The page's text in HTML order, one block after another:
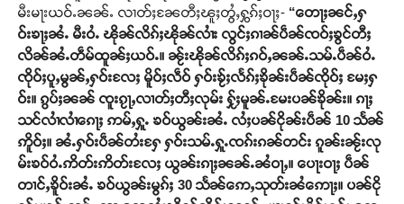
မီးမႃးယဝ်ႉၼၼ်ႉ လၢတ်ႈၼႄတီႈၽူႈတွႆႇႁွၵ်ႈဝႃႈ- “တေႃႈၼင်ႇႁ
ဝ်းၶႃႈၼႆႉ မီးဝႆႉ ၽိုၼ်လိၵ်ႈၽိုၼ်လၢႆး လွင်ႈၵၢၼ်ပဵၼ်ၸဝ်ႈၶွင်တီႈ
လိၼ်ၼႆႉတဵမ်ထူၼ်ႈယဝ်ႉ။ ၼႂ်းၽိုၼ်လိၵ်ႈၵဝ်ႇၼၼ်ႉသမ်ႉပဵၼ်ဝႆႉ
ၸိုဝ်ႈပူႇမွၼ်ႇႁဝ်းလႄႈ မိူဝ်ႈလဵဝ် ႁဝ်းၶႂ်ႈလႅၵ်ႈၶိုၼ်းပဵၼ်ၸိုဝ်ႈ မႄႈႁ
ဝ်း။ ၵွပ်ႈၼၼ် ၸူးၵႂႃႇလၢတ်ႈတီႈလုမ်း ႁႂ်ႈမူၼ်ႉမႄးပၼ်ၶိုၼ်း။ ၵႃႈ
သင်လၢႆလၢႆၵေႃႈ ဢမ်ႇႁူႉ ၶဝ်ယွၼ်းၼႆႉ လႆႈပၼ်ငိုၼ်းပဵၼ် 10 သႅၼ်
ဢိူဝ်ႈ။ ၼႆႉႁဝ်းပဵၼ်တႆးႁႄ ႁဝ်းသမ်ႉႁူႉၸၵ်းၵၼ်တင်း ၵူၼ်းၼႂ်းလု
မ်းၶဝ်ဝႆႉဢိတ်းဢိတ်းလႄႈ ယွၼ်းၵႃႈၼၼ်ႉၼႆဝႃႇ။ ပေႃးဝႃႈ ပဵၼ်
တၢင်ႇၶိူဝ်းၼႆႉ ၶဝ်ယွၼ်းမွၵ်ႈ 30 သႅၼ်ဢေႇသုတ်းၼႆဢေႃႈ။ ပၼ်ငို